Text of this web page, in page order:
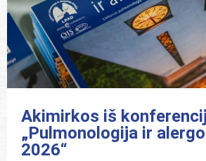
Akimirkos iš
„Pulmonologija ir
2026“